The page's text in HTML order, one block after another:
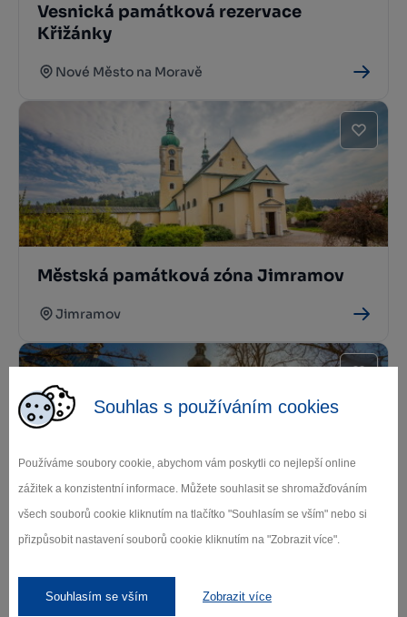
Souhlas s používáním cookies
Používáme soubory cookie, abychom vám poskytli co nejlepší online
zážitek a konzistentní informace. Můžete souhlasit se shromažďováním
všech souborů cookie kliknutím na tlačítko "Souhlasím se vším" nebo si
přizpůsobit nastavení souborů cookie kliknutím na "Zobrazit více".
Souhlasím se vším Zobrazit více
Vesnická památková rezervace
Křižánky
Nové Město na Moravě
Městská památková zóna Jimramov
Jimramov
Kostel sv. Kunhuty Nové Město na
Moravě
Nové Město na Moravě